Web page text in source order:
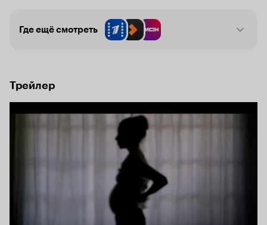
Где ещё смотреть
Трейлер